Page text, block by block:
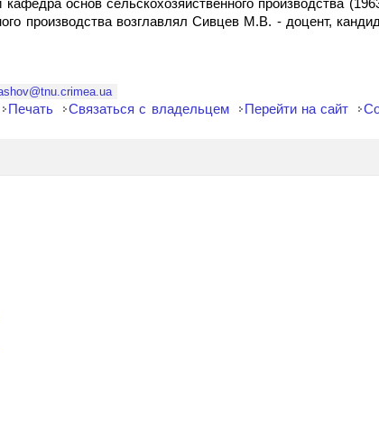
основ сельскохозяйственного производства
производства возглавлял Сивцев М.В. - доцент,
Печать Связаться с владельцем Перейти на сайт